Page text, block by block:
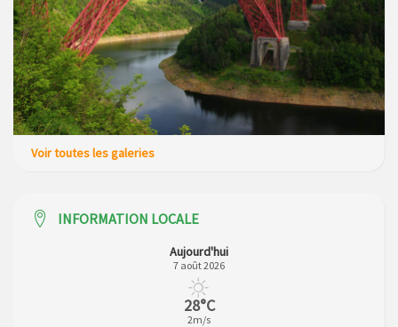
Voir toutes les galeries
INFORMATION LOCALE
Aujourd'hui
7 août 2026
28°C
2m/s